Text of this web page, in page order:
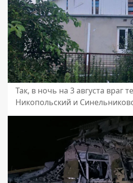
Так, в ночь на 3 августа враг
Никопольский и